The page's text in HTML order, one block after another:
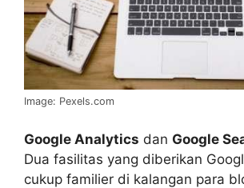
Image: Pexels.com
Google Analytics dan Google
Dua fasilitas yang diberikan
cukup familier di kalangan para